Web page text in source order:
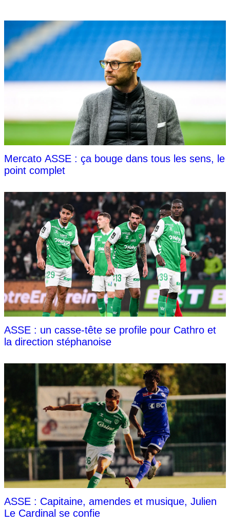
Mercato ASSE : ça bouge dans tous les sens, le
point complet
ASSE : un casse-tête se profile pour Cathro et
la direction stéphanoise
ASSE : Capitaine, amendes et musique, Julien
Le Cardinal se confie